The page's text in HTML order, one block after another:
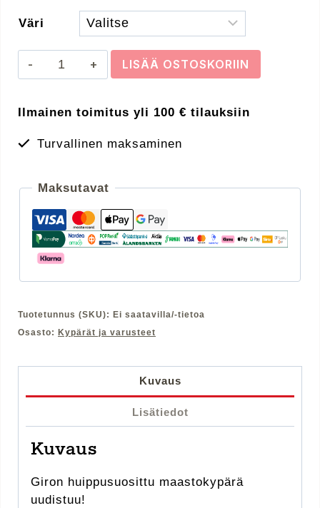
Väri
GIRO
FIXTURE
II
54-
cm
määrä
LISÄÄ OSTOSKORIIN
Ilmainen toimitus yli 100 € tilauksiin
Turvallinen maksaminen
Maksutavat
Tuotetunnus (SKU): Ei saatavilla/-tietoa
Osasto: Kypärät ja varusteet
Kuvaus
Lisätiedot
Kuvaus
Giron huippusuosittu maastokypärä
uudistuu!